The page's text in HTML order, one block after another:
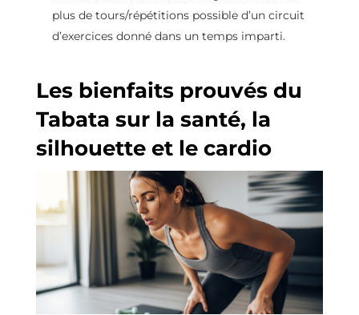
plus de tours/répétitions possible d’un circuit
d’exercices donné dans un temps imparti.
Les bienfaits prouvés du
Tabata sur la santé, la
silhouette et le cardio